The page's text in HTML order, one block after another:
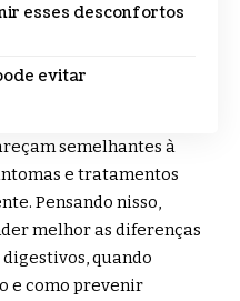
esses desconfortos
evitar
semelhantes à
e tratamentos
Pensando nisso,
melhor as diferenças
quando
e como prevenir